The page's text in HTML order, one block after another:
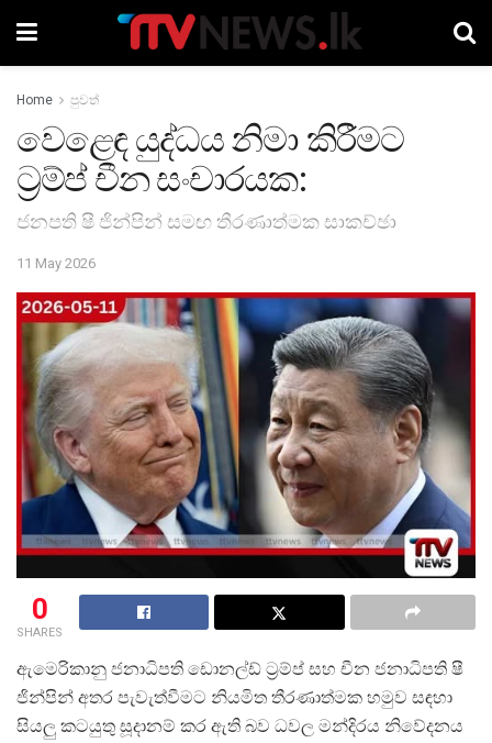
Home පුවත්
වෙළෙඳ යුද්ධය නිමා කිරීමට
ට්‍රම්ප් චීන සංචාරයක:
ජනපති ෂී ජින්පින් සමඟ තීරණාත්මක සාකච්ඡා
11 May 2026
0
SHARES
ඇමෙරිකානු ජනාධිපති ඩොනල්ඩ් ට්රම්ප් සහ චීන ජනාධිපති ෂී
ජින්පින් අතර පැවැත්වීමට නියමිත තීරණාත්මක හමුව සඳහා
සියලු කටයුතු සූදානම් කර ඇති බව ධවල මන්දිරය නිවේදනය